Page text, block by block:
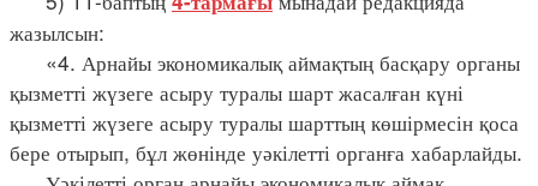
жазылсын:
«4. Арнайы экономикалық аймақтың басқару органы
қызметті жүзеге асыру туралы шарт жасалған күні
қызметті жүзеге асыру туралы шарттың көшірмесін қоса
бере отырып, бұл жөнінде уәкілетті органға хабарлайды.